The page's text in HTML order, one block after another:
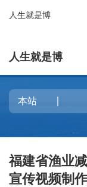
人生就是博
人生就是博
福建省渔业
宣传视频制